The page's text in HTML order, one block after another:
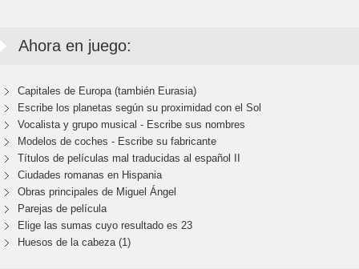
Ahora en juego:
Capitales de Europa (también Eurasia)
Escribe los planetas según su proximidad con el Sol
Vocalista y grupo musical - Escribe sus nombres
Modelos de coches - Escribe su fabricante
Títulos de películas mal traducidas al español II
Ciudades romanas en Hispania
Obras principales de Miguel Ángel
Parejas de película
Elige las sumas cuyo resultado es 23
Huesos de la cabeza (1)